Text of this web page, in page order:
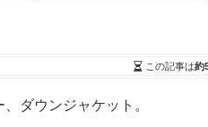
この記事は約
ダウンジャケット。